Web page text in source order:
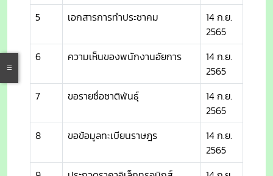
5
เอกสารการทำประชาคม
14 ก.ย.
2565
6
ความเห็นของพนักงานอัยการ
14 ก.ย.
2565
7
ขอรายชื่อชาติพันธุ์
14 ก.ย.
2565
8
ขอข้อมูลทะเบียนราษฎร
14 ก.ย.
2565